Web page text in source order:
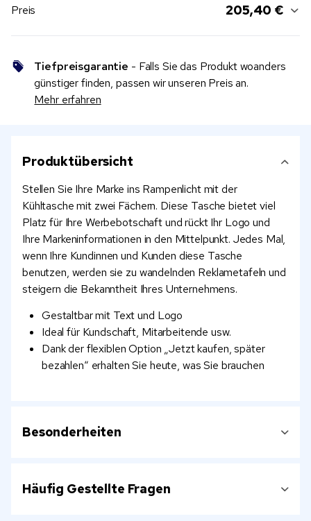
Preis 205,40 €
Tiefpreisgarantie - Falls Sie das Produkt woanders
günstiger finden, passen wir unseren Preis an.
Mehr erfahren
Produktübersicht
Stellen Sie Ihre Marke ins Rampenlicht mit der
Kühltasche mit zwei Fächern. Diese Tasche bietet viel
Platz für Ihre Werbebotschaft und rückt Ihr Logo und
Ihre Markeninformationen in den Mittelpunkt. Jedes Mal,
wenn Ihre Kundinnen und Kunden diese Tasche
benutzen, werden sie zu wandelnden Reklametafeln und
steigern die Bekanntheit Ihres Unternehmens.
Gestaltbar mit Text und Logo
Ideal für Kundschaft, Mitarbeitende usw.
Dank der flexiblen Option „Jetzt kaufen, später
bezahlen“ erhalten Sie heute, was Sie brauchen
Besonderheiten
Häufig Gestellte Fragen